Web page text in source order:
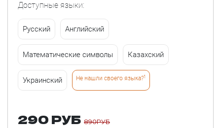
Доступные языки:
Русский Английский
Математические символы Казахский
Украинский Не нашли своего языка?1
290 РУБ 890РУБ